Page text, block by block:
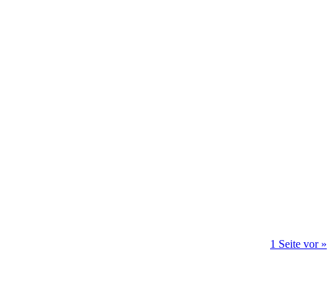
1 Seite vor »